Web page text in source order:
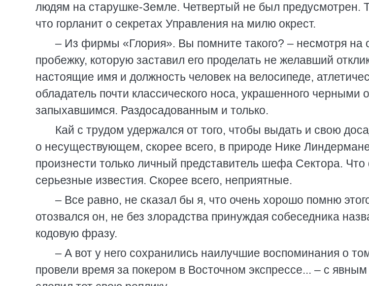
людям на старушке-Земле. Четвертый не был предусмотрен.
что горланит о секретах Управления на милю окрест.
– Из фирмы «Глория». Вы помните такого? – несмотря на
пробежку, которую заставил его проделать не желавший
настоящие имя и должность человек на велосипеде,
обладатель почти классического носа, украшенного черными
запыхавшимся. Раздосадованным и только.
Кай с трудом удержался от того, чтобы выдать и свою
о несуществующем, скорее всего, в природе Нике
произнести только личный представитель шефа Сектора. Что
серьезные известия. Скорее всего, неприятные.
– Все равно, не сказал бы я, что очень хорошо помню
отозвался он, не без злорадства принуждая собеседника
кодовую фразу.
– А вот у него сохранились наилучшие воспоминания о
провели время за покером в Восточном экспрессе... – с